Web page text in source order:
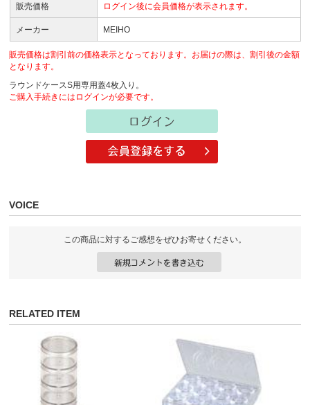
販売価格 ログイン後に会員価格が表示されます。
メーカー MEIHO
販売価格は割引前の価格表示となっております。お届けの際は、割引後の金額
となります。
ラウンドケースS用専用蓋4枚入り。
ご購入手続きにはログインが必要です。
VOICE
この商品に対するご感想をぜひお寄せください。
RELATED ITEM